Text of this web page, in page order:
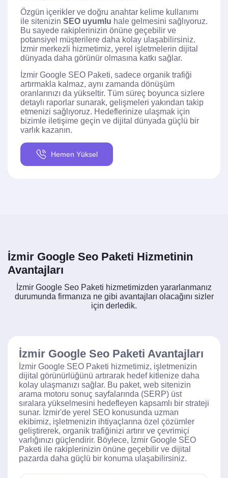
Özgün içerikler ve doğru anahtar kelime kullanımı
ile sitenizin SEO uyumlu hale gelmesini sağlıyoruz.
Bu sayede rakiplerinizin önüne geçebilir ve
potansiyel müşterilere daha kolay ulaşabilirsiniz.
İzmir merkezli hizmetimiz, yerel işletmelerin dijital
dünyada daha görünür olmasına katkı sağlar.
İzmir Google SEO Paketi, sadece organik trafiği
artırmakla kalmaz, aynı zamanda dönüşüm
oranlarınızı da yükseltir. Tüm süreç boyunca sizlere
detaylı raporlar sunarak, gelişmeleri yakından takip
etmenizi sağlıyoruz. Hedeflerinize ulaşmak için
bizimle iletişime geçin ve dijital dünyada güçlü bir
varlık kazanın.
Hemen Yüksel
İzmir Google Seo Paketi Hizmetinin
Avantajları
İzmir Google Seo Paketi hizmetimizden yararlanmanız
durumunda firmanıza ne gibi avantajları olacağını sizler
için derledik.
İzmir Google Seo Paketi Avantajları
İzmir Google SEO Paketi hizmetimiz, işletmenizin
dijital görünürlüğünü artırarak hedef kitlenize daha
kolay ulaşmanızı sağlar. Bu paket, web sitenizin
arama motoru sonuç sayfalarında (SERP) üst
sıralara yükselmesini hedefleyen kapsamlı bir strateji
sunar. İzmir'de yerel SEO konusunda uzman
ekibimiz, işletmenizin ihtiyaçlarına özel çözümler
geliştirerek, organik trafiğinizi artırır ve çevrimiçi
varlığınızı güçlendirir. Böylece, İzmir Google SEO
Paketi ile rakiplerinizin önüne geçebilir ve dijital
pazarda daha güçlü bir konuma ulaşabilirsiniz.